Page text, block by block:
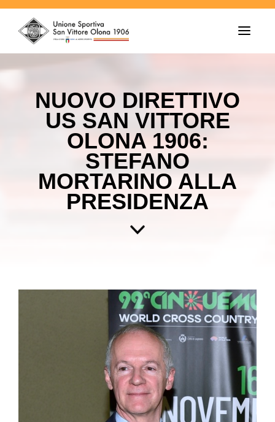
T
g
n
a
NUOVO DIRETTIVO
US SAN VITTORE
OLONA 1906:
STEFANO
MORTARINO ALLA
PRESIDENZA